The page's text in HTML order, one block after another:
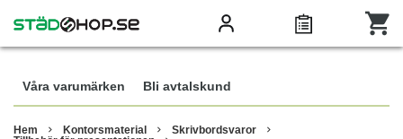
Våra varumärken Bli avtalskund
Hem Kontorsmaterial
Skrivbordsvaror